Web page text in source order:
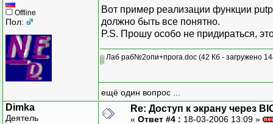
Offline
Пол:
Вот пример реализации функции
должно быть все понятно.
P.S. Прошу особо не придираться,
Лаб раб№2опи+прога.doc (42 Кб - загружено
ещё один вопрос ...
Dimka
Деятель
Re: Доступ к экрану через
« Ответ #4 : 18-03-2006 13:09 »